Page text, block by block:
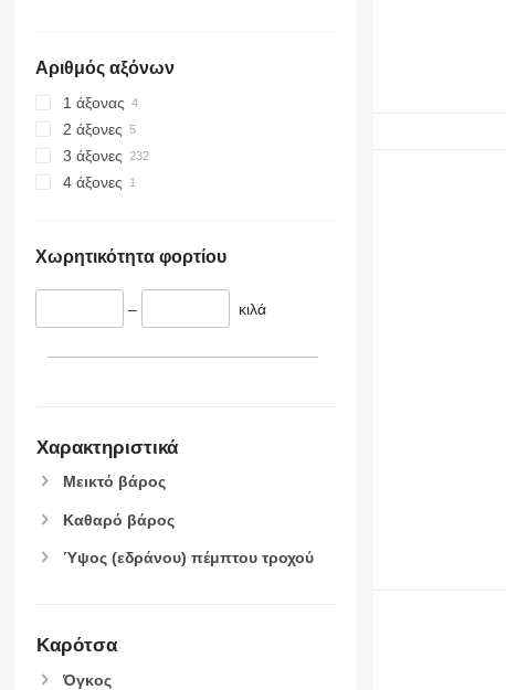
Αριθμός αξόνων
1 άξονας
2 άξονες
3 άξονες
4 άξονες
Χωρητικότητα φορτίου
– κιλά
Χαρακτηριστικά
Μεικτό βάρος
Καθαρό βάρος
Ύψος (εδράνου) πέμπτου τροχού
Καρότσα
Όγκος